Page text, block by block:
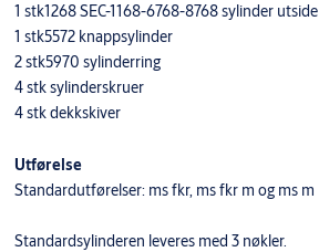
1 stk1268 SEC-1168-6768-8768 sylinder utside
1 stk5572 knappsylinder
2 stk5970 sylinderring
4 stk sylinderskruer
4 stk dekkskiver
Utførelse
Standardutførelser: ms fkr, ms fkr m og ms m
Standardsylinderen leveres med 3 nøkler.